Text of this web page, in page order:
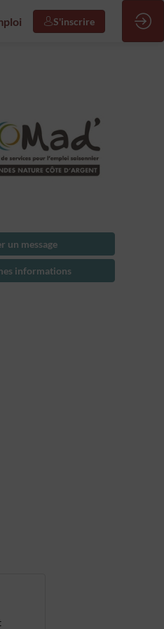
S'inscrire
un message
informations